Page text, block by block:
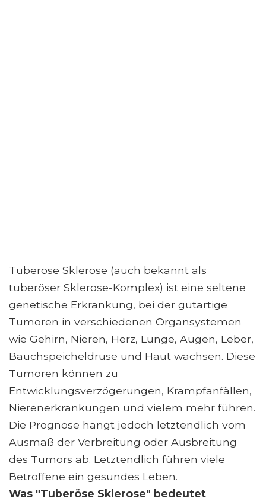
Tuberöse Sklerose (auch bekannt als
tuberöser Sklerose-Komplex) ist eine seltene
genetische Erkrankung, bei der gutartige
Tumoren in verschiedenen Organsystemen
wie Gehirn, Nieren, Herz, Lunge, Augen, Leber,
Bauchspeicheldrüse und Haut wachsen. Diese
Tumoren können zu
Entwicklungsverzögerungen, Krampfanfällen,
Nierenerkrankungen und vielem mehr führen.
Die Prognose hängt jedoch letztendlich vom
Ausmaß der Verbreitung oder Ausbreitung
des Tumors ab. Letztendlich führen viele
Betroffene ein gesundes Leben.
Was "Tuberöse Sklerose" bedeutet